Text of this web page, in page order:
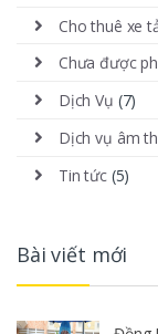
Cho thuê xe
Chưa được
Dịch Vụ (7)
Dịch vụ âm
Tin tức(5)
Bài viết mới